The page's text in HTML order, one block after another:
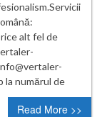
alt fel de
la numărul de
Read More >>